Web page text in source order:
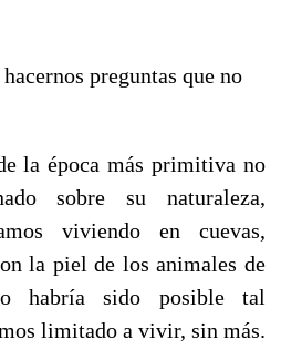
preguntas que no
la época más primitiva no
sobre su naturaleza,
viviendo en cuevas,
la piel de los animales de
habría sido posible tal
limitado a vivir, sin más.